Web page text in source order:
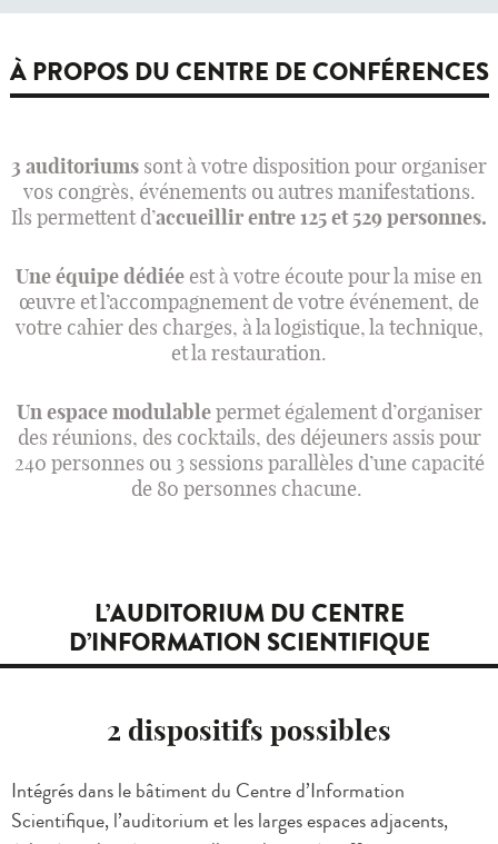
À PROPOS DU CENTRE DE CONFÉRENCES
3 auditoriums sont à votre disposition pour organiser
vos congrès, événements ou autres manifestations.
Ils permettent d’accueillir entre 125 et 529 personnes.
Une équipe dédiée est à votre écoute pour la mise en
œuvre et l’accompagnement de votre événement, de
votre cahier des charges, à la logistique, la technique,
et la restauration.
Un espace modulablepermet également d’organiser
des réunions, des cocktails, des déjeuners assis pour
240 personnes ou 3 sessions parallèles d’une capacité
de 80 personnes chacune.
L’AUDITORIUM DU CENTRE
D’INFORMATION SCIENTIFIQUE
2 dispositifs possibles
Intégrés dans le bâtiment du Centre d’Information
Scientifique, l’auditorium et les larges espaces adjacents,